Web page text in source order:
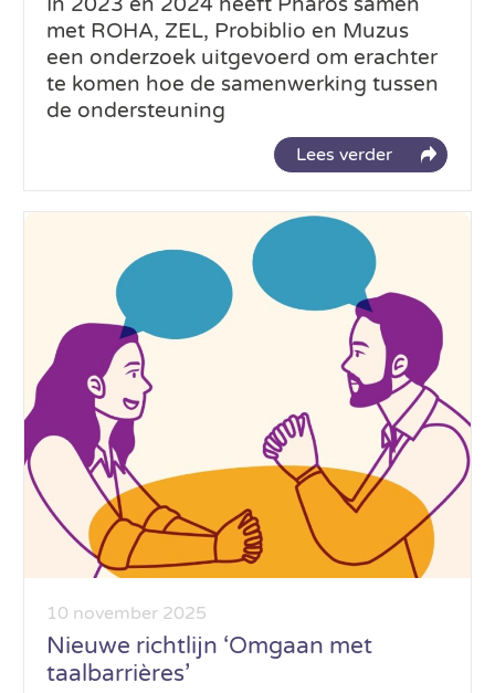
met ROHA, ZEL, Probiblio en Muzus
een onderzoek uitgevoerd om erachter
te komen hoe de samenwerking tussen
de ondersteuning
Lees verder
10 november 2025
Nieuwe richtlijn ‘Omgaan met
taalbarrières’